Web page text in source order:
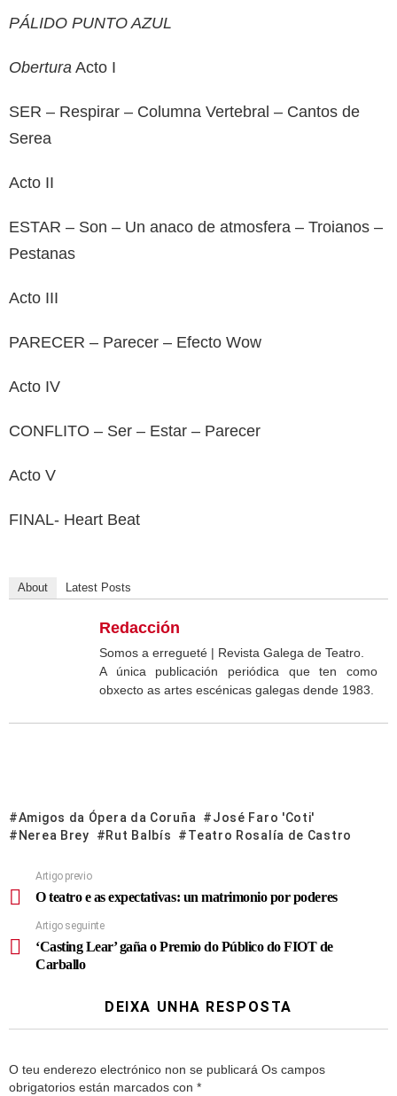
PÁLIDO PUNTO AZUL
Obertura Acto I
SER – Respirar – Columna Vertebral – Cantos de
Serea
Acto II
ESTAR – Son – Un anaco de atmosfera – Troianos –
Pestanas
Acto III
PARECER – Parecer – Efecto Wow
Acto IV
CONFLITO – Ser – Estar – Parecer
Acto V
FINAL- Heart Beat
About Latest Posts
Redacción
Somos a erregueté | Revista Galega de Teatro.
A única publicación periódica que ten como
obxecto as artes escénicas galegas dende 1983.
Amigos da Ópera da Coruña
José Faro 'Coti'
Nerea Brey
Rut Balbís Teatro Rosalía de Castro
Artigo previo
O teatro e as expectativas: un matrimonio por poderes
Artigo seguinte
‘Casting Lear’ gaña o Premio do Público do FIOT de
Carballo
DEIXA UNHA RESPOSTA
O teu enderezo electrónico non se publicará Os campos
obrigatorios están marcados con *